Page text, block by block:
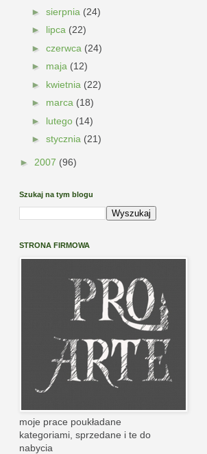
► sierpnia (24)
► lipca (22)
► czerwca (24)
► maja (12)
► kwietnia (22)
► marca (18)
► lutego (14)
► stycznia (21)
► 2007 (96)
Szukaj na tym blogu
STRONA FIRMOWA
moje prace poukładane
kategoriami, sprzedane i te do
nabycia